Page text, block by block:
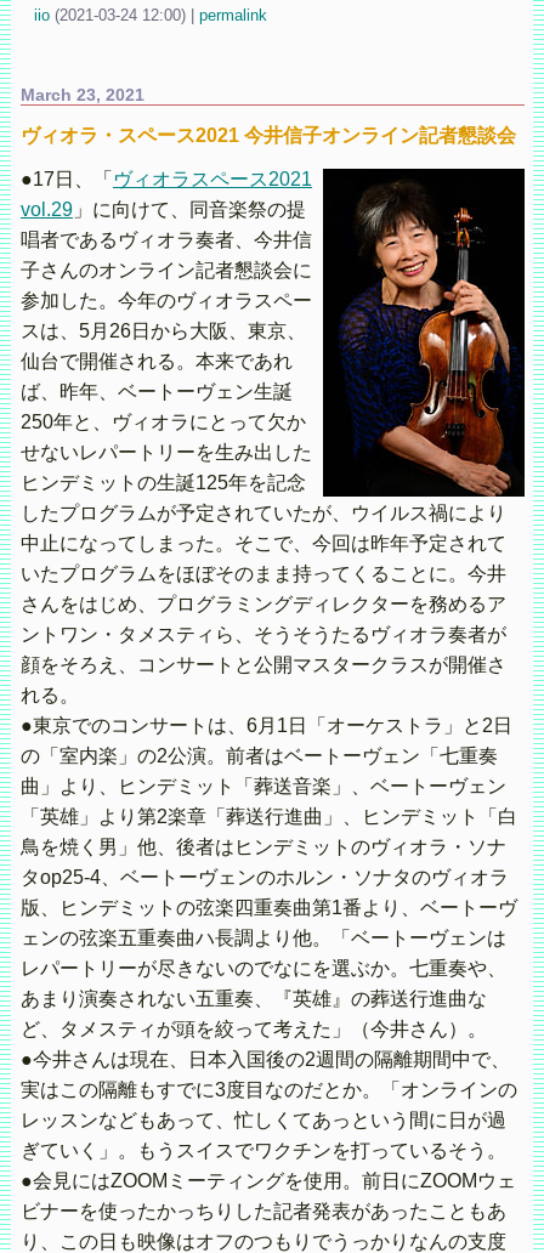
iio (2021-03-24 12:00) | permalink
March 23, 2021
ヴィオラ・スペース2021 今井信子オンライン記者懇談会
●17日、「 ヴィオラスペース2021
vol.29」に向けて、同音楽祭の提
唱者であるヴィオラ奏者、今井信
子さんのオンライン記者懇談会に
参加した。今年のヴィオラスペー
スは、5月26日から大阪、東京、
仙台で開催される。本来であれ
ば、昨年、ベートーヴェン生誕
250年と、ヴィオラにとって欠か
せないレパートリーを生み出した
ヒンデミットの生誕125年を記念
したプログラムが予定されていたが、ウイルス禍により
中止になってしまった。そこで、今回は昨年予定されて
いたプログラムをほぼそのまま持ってくることに。今井
さんをはじめ、プログラミングディレクターを務めるア
ントワン・タメスティら、そうそうたるヴィオラ奏者が
顔をそろえ、コンサートと公開マスタークラスが開催さ
れる。
●東京でのコンサートは、6月1日「オーケストラ」と2日
の「室内楽」の2公演。前者はベートーヴェン「七重奏
曲」より、ヒンデミット「葬送音楽」、ベートーヴェン
「英雄」より第2楽章「葬送行進曲」、ヒンデミット「白
鳥を焼く男」他、後者はヒンデミットのヴィオラ・ソナ
タop25-4、ベートーヴェンのホルン・ソナタのヴィオラ
版、ヒンデミットの弦楽四重奏曲第1番より、ベートーヴ
ェンの弦楽五重奏曲ハ長調より他。「ベートーヴェンは
レパートリーが尽きないのでなにを選ぶか。七重奏や、
あまり演奏されない五重奏、『英雄』の葬送行進曲な
ど、タメスティが頭を絞って考えた」（今井さん）。
●今井さんは現在、日本入国後の2週間の隔離期間中で、
実はこの隔離もすでに3度目なのだとか。「オンラインの
レッスンなどもあって、忙しくてあっという間に日が過
ぎていく」。もうスイスでワクチンを打っているそう。
●会見にはZOOMミーティングを使用。前日にZOOMウェ
ビナーを使ったかっちりした記者発表があったこともあ
り、この日も映像はオフのつもりでうっかりなんの支度